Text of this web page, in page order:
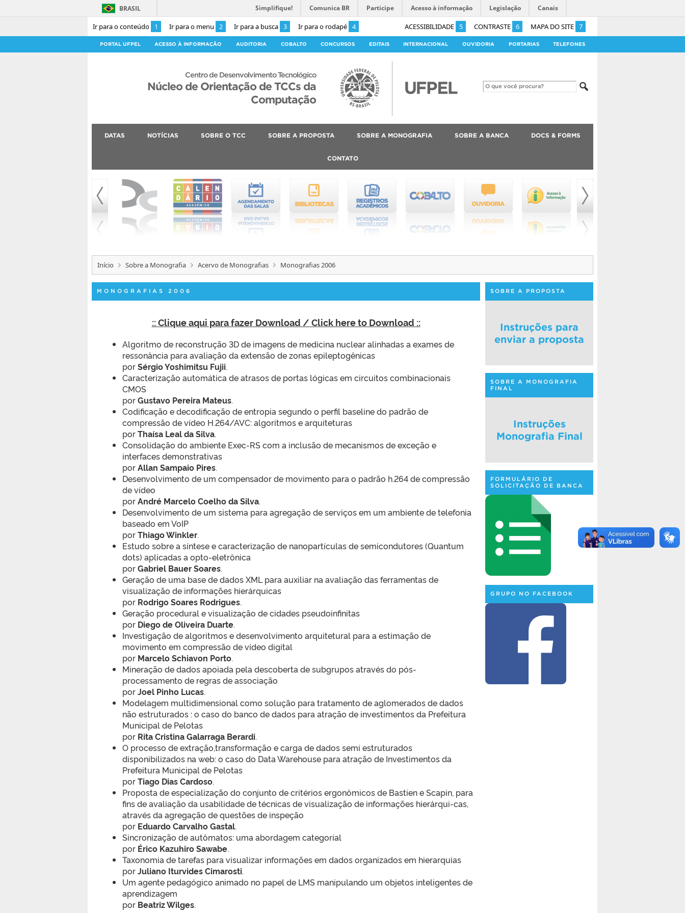
Ir para o conteúdo 1 Ir para o menu 2 Ir para a busca 3 Ir para o rodapé 4 ACESSIBILIDADE 5 CONTRASTE 6 MAPA DO SITE 7
BRASIL Simplifique! Comunica BR Participe Acesso à informação Legislação Canais
PORTAL UFPEL ACESSO À INFORMAÇÃO AUDITORIA COBALTO CONCURSOS EDITAIS INTERNACIONAL OUVIDORIA PORTARIAS TELEFONES
Centro de Desenvolvimento Tecnológico
Núcleo de Orientação de TCCs da
Computação
DATAS NOTÍCIAS SOBRE O TCC SOBRE A PROPOSTA SOBRE A MONOGRAFIA SOBRE A BANCA DOCS & FORMS
CONTATO
Início Sobre a Monografia Acervo de Monografias Monografias 2006
MONOGRAFIAS 2006
:: Clique aqui para fazer Download / Click here to Download ::
Algoritmo de reconstrução 3D de imagens de medicina nuclear alinhadas a exames de
ressonância para avaliação da extensão de zonas epileptogênicas
porSérgio Yoshimitsu Fujii.
Caracterização automática de atrasos de portas lógicas em circuitos combinacionais
CMOS
porGustavo Pereira Mateus.
Codificação e decodificação de entropia segundo o perfil baseline do padrão de
compressão de vídeo H.264/AVC: algoritmos e arquiteturas
porThaísa Leal da Silva.
Consolidação do ambiente Exec-RS com a inclusão de mecanismos de exceção e
interfaces demonstrativas
porAllan Sampaio Pires.
Desenvolvimento de um compensador de movimento para o padrão h.264 de compressão
de vídeo
porAndré Marcelo Coelho da Silva.
Desenvolvimento de um sistema para agregação de serviços em um ambiente de telefonia
baseado em VoIP
porThiago Winkler.
Estudo sobre a síntese e caracterização de nanopartículas de semicondutores (Quantum
dots) aplicadas a opto-eletrônica
porGabriel Bauer Soares.
Geração de uma base de dados XML para auxiliar na avaliação das ferramentas de
visualização de informações hierárquicas
por Rodrigo Soares Rodrigues.
Geração procedural e visualização de cidades pseudoinfinitas
por Diego de Oliveira Duarte.
Investigação de algoritmos e desenvolvimento arquitetural para a estimação de
movimento em compressão de vídeo digital
por Marcelo Schiavon Porto.
Mineração de dados apoiada pela descoberta de subgrupos através do pós-
processamento de regras de associação
porJoel Pinho Lucas.
Modelagem multidimensional como solução para tratamento de aglomerados de dados
não estruturados : o caso do banco de dados para atração de investimentos da Prefeitura
Municipal de Pelotas
por Rita Cristina Galarraga Berardi.
O processo de extração,transformação e carga de dados semi estruturados
disponibilizados na web: o caso do Data Warehouse para atração de Investimentos da
Prefeitura Municipal de Pelotas
porTiago Dias Cardoso.
Proposta de especialização do conjunto de critérios ergonômicos de Bastien e Scapin, para
fins de avaliação da usabilidade de técnicas de visualização de informações hierárqui-cas,
através da agregação de questões de inspeção
por Eduardo Carvalho Gastal.
Sincronização de autômatos: uma abordagem categorial
por Érico Kazuhiro Sawabe.
Taxonomia de tarefas para visualizar informações em dados organizados em hierarquias
porJuliano Iturvides Cimarosti.
Um agente pedagógico animado no papel de LMS manipulando um objetos inteligentes de
aprendizagem
por Beatriz Wilges.
SOBRE A PROPOSTA
Instruções para
enviar a proposta
SOBRE A MONOGRAFIA
FINAL
Instruções
Monografia Final
FORMULÁRIO DE
SOLICITAÇÃO DE BANCA
GRUPO NO FACEBOOK